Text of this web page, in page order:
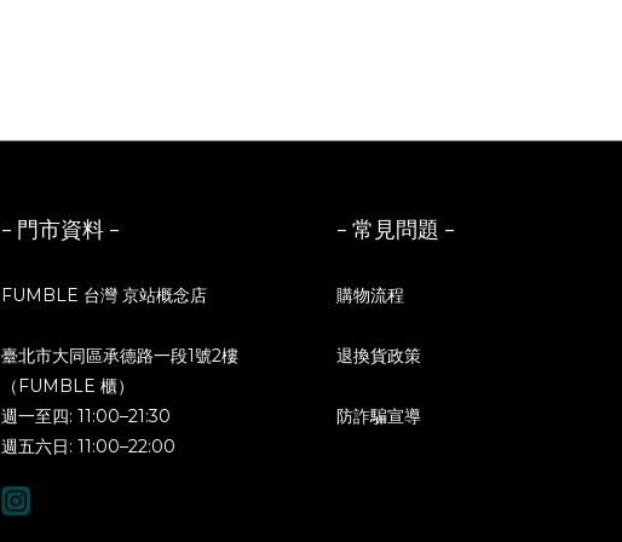
- 門市資料 -
FUMBLE 台灣 京站概念店
臺北市大同區承德路一段1號2樓
（FUMBLE 櫃）
週一至四: 11:00–21:30
週五六日: 11:00–22:00
- 常見問題 -
購物流程
退換貨政策
防詐騙宣導